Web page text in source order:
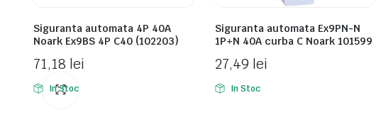
Siguranta automata 4P 40A
Noark Ex9BS 4P C40 (102203)
71,18 lei
In Stoc
Siguranta automata Ex9PN-N
1P+N 40A curba C Noark 101599
27,49 lei
In Stoc